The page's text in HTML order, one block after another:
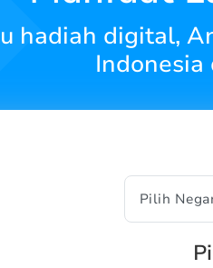
hadiah digital,
Indonesia